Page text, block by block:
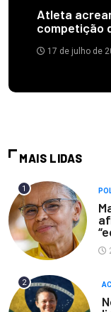
Atleta
competição
17 de julho de
MAIS LIDAS
1
2